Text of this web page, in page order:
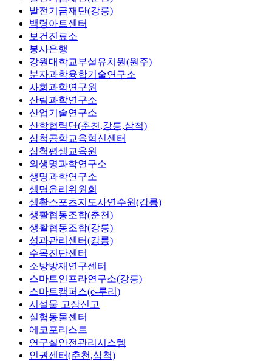
발전기금재단(강릉)
백령아트센터
보건진료소
봉사은행
강원대학교부설유치원(원주)
분자과학융합기술연구소
사회과학연구원
산림과학연구소
산업기술연구소
산학협력단(춘천,강릉,삼척)
삼척공학교육혁신센터
삼척평생교육원
의생명과학연구소
생명과학연구소
생명윤리위원회
생활스포츠지도사연수원(강릉)
생활협동조합(춘천)
생활협동조합(강릉)
성과관리센터(강릉)
수목진단센터
소방방재연구센터
스마트인프라연구소(강릉)
스마트캠퍼스(e-루리)
시설물 고장신고
실험동물센터
에코포리스트
연구실안전관리시스템
인권센터(춘천,삼척)